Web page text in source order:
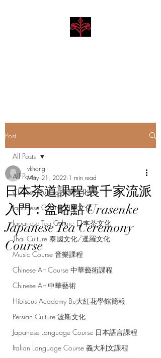
Post
All Posts
Chinese Culture 中華文化
Japanese Culture 日本文化
Japanese Tea Culture 日本茶文化
Thai Culture 泰國文化/暹羅文化
Music Course 音樂課程
Chinese Art Course 中華藝術課程
Chinese Art 中華藝術
Hibiscus Academy Bu大紅花學館簡報
Persian Culture 波斯文化
Japanese Language Course 日本語言課程
Italian Language Course 義大利文課程
All Posts
日本茶道課程 裏千家流派
入門：盆略點 Urasenke
Japanese Tea Ceremony
Course
vkhong
May 21, 2022 1 min read